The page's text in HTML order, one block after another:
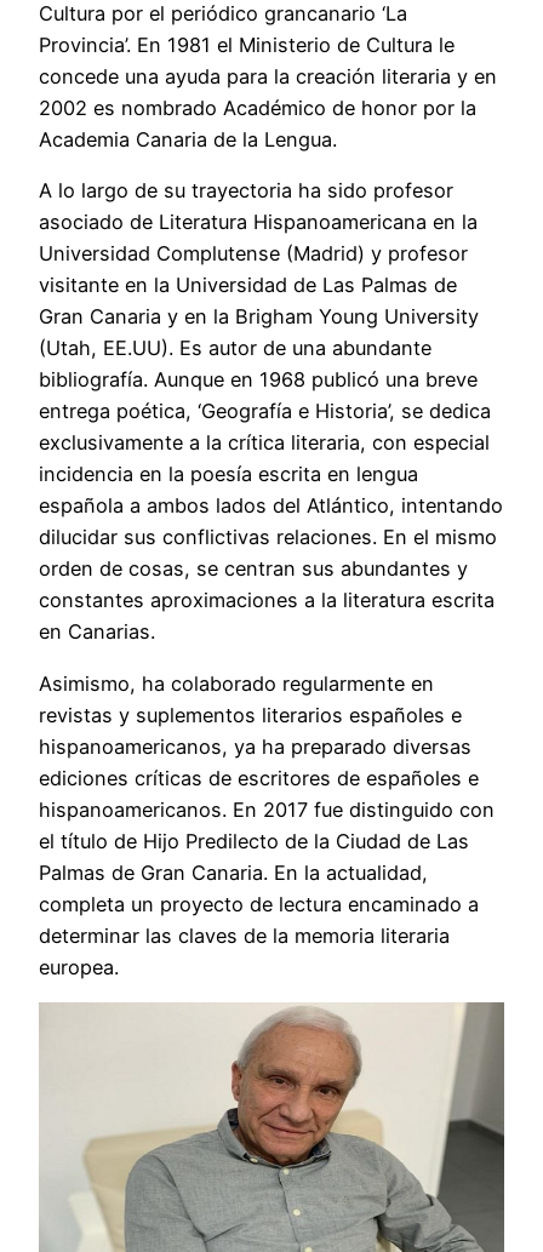
Cultura por el periódico grancanario ‘La
Provincia’. En 1981 el Ministerio de Cultura le
concede una ayuda para la creación literaria y en
2002 es nombrado Académico de honor por la
Academia Canaria de la Lengua.
A lo largo de su trayectoria ha sido profesor
asociado de Literatura Hispanoamericana en la
Universidad Complutense (Madrid) y profesor
visitante en la Universidad de Las Palmas de
Gran Canaria y en la Brigham Young University
(Utah, EE.UU). Es autor de una abundante
bibliografía. Aunque en 1968 publicó una breve
entrega poética, ‘Geografía e Historia’, se dedica
exclusivamente a la crítica literaria, con especial
incidencia en la poesía escrita en lengua
española a ambos lados del Atlántico, intentando
dilucidar sus conflictivas relaciones. En el mismo
orden de cosas, se centran sus abundantes y
constantes aproximaciones a la literatura escrita
en Canarias.
Asimismo, ha colaborado regularmente en
revistas y suplementos literarios españoles e
hispanoamericanos, ya ha preparado diversas
ediciones críticas de escritores de españoles e
hispanoamericanos. En 2017 fue distinguido con
el título de Hijo Predilecto de la Ciudad de Las
Palmas de Gran Canaria. En la actualidad,
completa un proyecto de lectura encaminado a
determinar las claves de la memoria literaria
europea.